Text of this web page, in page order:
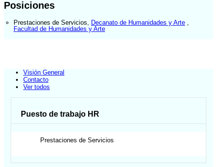
Posiciones
Prestaciones de Servicios Decanato de Humanidades y Arte
Facultad de Humanidades y Arte
Visión General
Contacto
Ver todos
Puesto de trabajo HR
Prestaciones de Servicios